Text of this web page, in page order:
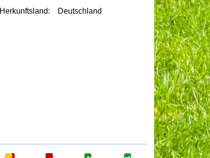
Herkunftsland:
Deutschland